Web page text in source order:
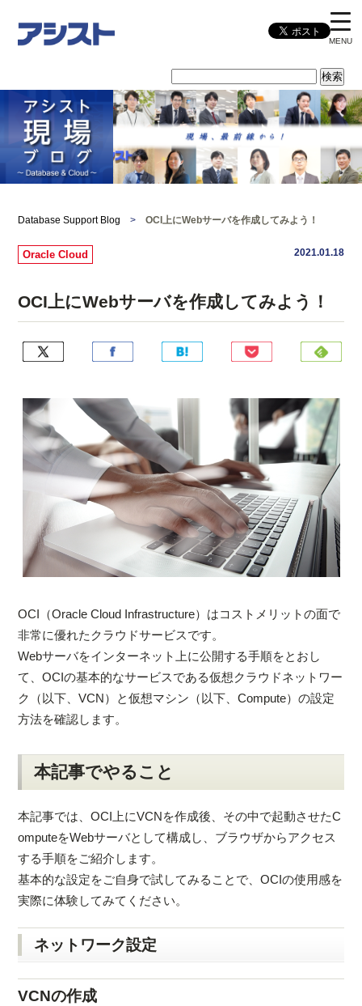
MENU
Database Support Blog > OCI上にWebサーバを作成してみよう！
Oracle Cloud 2021.01.18
OCI上にWebサーバを作成してみよう！
OCI（Oracle Cloud Infrastructure）はコストメリットの面で
非常に優れたクラウドサービスです。
Webサーバをインターネット上に公開する手順をとおし
て、OCIの基本的なサービスである仮想クラウドネットワー
ク（以下、VCN）と仮想マシン（以下、Compute）の設定
方法を確認します。
本記事でやること
本記事では、OCI上にVCNを作成後、その中で起動させたC
omputeをWebサーバとして構成し、ブラウザからアクセス
する手順をご紹介します。
基本的な設定をご自身で試してみることで、OCIの使用感を
実際に体験してみてください。
ネットワーク設定
VCNの作成